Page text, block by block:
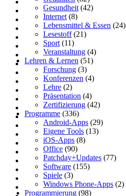
Gesundheit (42)
Internet (8)
Lebensmittel & Essen (24)
Lesestoff(21)
Sport (11)
Veranstaltung (4)
Lehren & Lernen (51)
Forschung (3)
Konferenzen (4)
Lehre (2)
Präsentation (4)
Zertifizierung (42)
Programme (336)
Android-Apps (29)
Eigene Tools (13)
iOS-Apps (8)
Office (90)
Patchday+Updates (77)
Software (155)
Spiele (3)
Windows Phone-Apps (2)
Programmierung (98)